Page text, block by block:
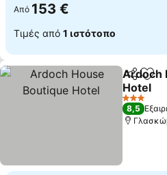
Από 153 €
Τιμές από 1 ιστότοπο
Ardoch
Hotel
3 Αστέρια
8,5